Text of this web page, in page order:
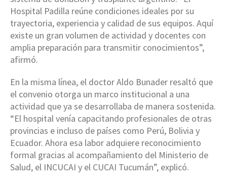
Hospital Padilla reúne condiciones ideales por su
trayectoria, experiencia y calidad de sus equipos. Aquí
existe un gran volumen de actividad y docentes con
amplia preparación para transmitir conocimientos”,
afirmó.
En la misma línea, el doctor Aldo Bunader resaltó que
el convenio otorga un marco institucional a una
actividad que ya se desarrollaba de manera sostenida.
“El hospital venía capacitando profesionales de otras
provincias e incluso de países como Perú, Bolivia y
Ecuador. Ahora esa labor adquiere reconocimiento
formal gracias al acompañamiento del Ministerio de
Salud, el INCUCAI y el CUCAI Tucumán”, explicó.